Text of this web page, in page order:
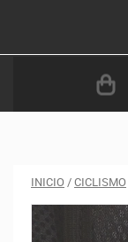
INICIO /CICLISMO